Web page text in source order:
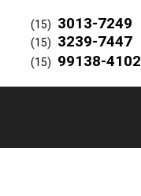
(15) 3013-7249
(15) 3239-7447
(15) 99138-4102